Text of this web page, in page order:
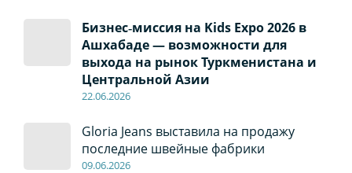
Бизнес‑миссия на Kids Expo 2026 в
Ашхабаде — возможности для
выхода на рынок Туркменистана и
Центральной Азии
22.06.2026
Gloria Jeans выставила на продажу
последние швейные фабрики
09.06.2026